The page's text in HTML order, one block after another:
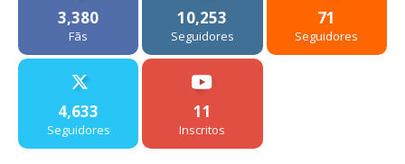
3,380
Fãs
10,253
Seguidores
71
Seguidores
4,633
Seguidores
11
Inscritos